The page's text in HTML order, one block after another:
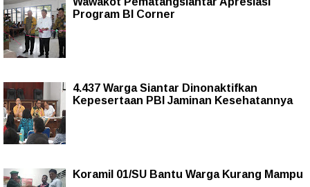
Program BI Corner
4.437 Warga Siantar Dinonaktifkan
Kepesertaan PBI Jaminan Kesehatannya
Koramil 01/SU Bantu Warga Kurang Mampu